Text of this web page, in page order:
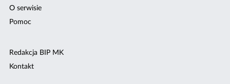
O serwisie
Pomoc
Redakcja BIP MK
Kontakt